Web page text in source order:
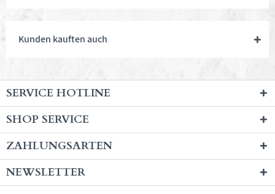
Kunden kauften auch
SERVICE HOTLINE
SHOP SERVICE
ZAHLUNGSARTEN
NEWSLETTER